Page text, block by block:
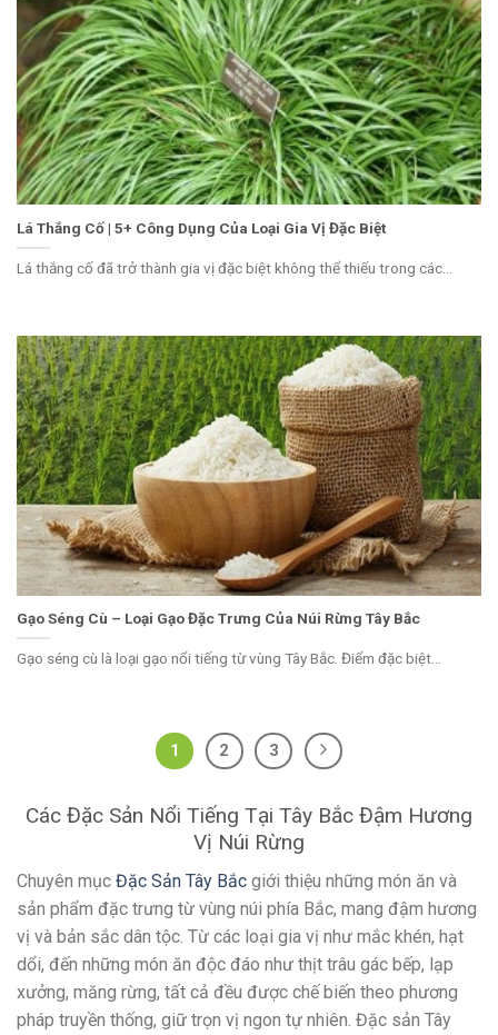
Lá Thắng Cố | 5+ Công Dụng Của Loại Gia Vị Đặc Biệt
Lá thắng cố đã trở thành gia vị đặc biệt không thể thiếu trong các...
Gạo Séng Cù – Loại Gạo Đặc Trưng Của Núi Rừng Tây Bắc
Gạo séng cù là loại gạo nổi tiếng từ vùng Tây Bắc. Điểm đặc biệt...
1 2 3
Các Đặc Sản Nổi Tiếng Tại Tây Bắc Đậm Hương
Vị Núi Rừng
Chuyên mục Đặc Sản Tây Bắc giới thiệu những món ăn và
sản phẩm đặc trưng từ vùng núi phía Bắc, mang đậm hương
vị và bản sắc dân tộc. Từ các loại gia vị như mắc khén, hạt
dổi, đến những món ăn độc đáo như thịt trâu gác bếp, lạp
xưởng, măng rừng, tất cả đều được chế biến theo phương
pháp truyền thống, giữ trọn vị ngon tự nhiên. Đặc sản Tây